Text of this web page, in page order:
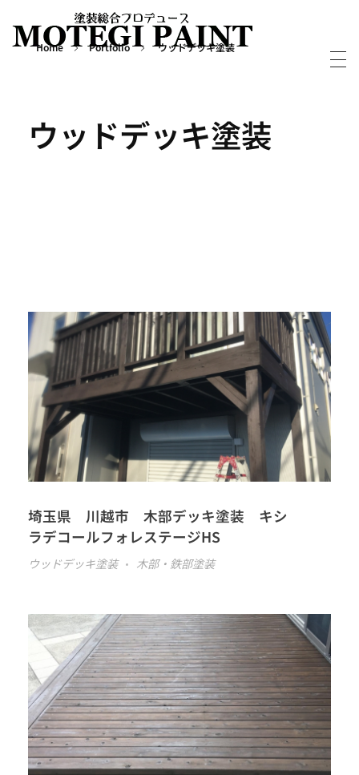
Home Portfolio ウッドデッキ塗装
ウッドデッキ塗装
埼玉県 川越市 木部デッキ塗装 キシ
ラデコールフォレステージHS
ウッドデッキ塗装 木部・鉄部塗装